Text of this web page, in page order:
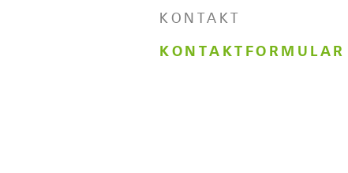
KONTAKT
KONTAKTFORMULAR